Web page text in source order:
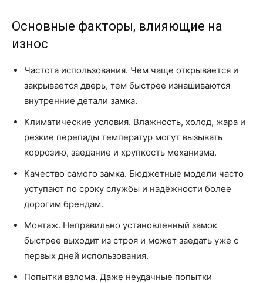
Основные факторы, влияющие на
износ
Частота использования. Чем чаще открывается и
закрывается дверь, тем быстрее изнашиваются
внутренние детали замка.
Климатические условия. Влажность, холод, жара и
резкие перепады температур могут вызывать
коррозию, заедание и хрупкость механизма.
Качество самого замка. Бюджетные модели часто
уступают по сроку службы и надёжности более
дорогим брендам.
Монтаж. Неправильно установленный замок
быстрее выходит из строя и может заедать уже с
первых дней использования.
Попытки взлома. Даже неудачные попытки